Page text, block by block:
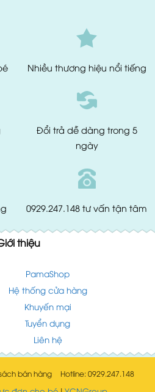
Nhiều thương hiệu nổi tiếng
Đổi trả dễ dàng trong 5
ngày
0929.247.148 tư vấn tận tâm
thiệu
PamaShop
Hệ thống cửa hàng
Khuyến mại
Tuyển dụng
Liên hệ
bán hàng Hotline: 0929.247.148